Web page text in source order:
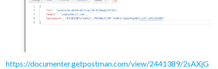
https://documenter.getpostman.com/view/2441389/2sAXjG